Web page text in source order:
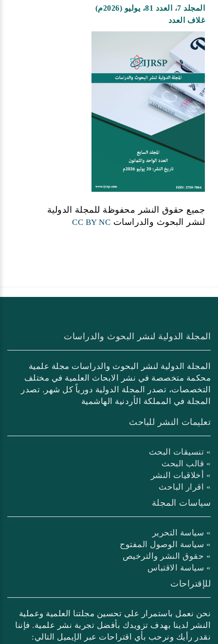
المجلد 7، العدد 81، يوليو (2026م)
غلاف العدد
جميع حقوق النشر محفوظة للمجلة الدولية
لنشر البحوث والدراسات CC BY NC
المجلة الدولية لنشر البحوث والدراسات
المجلة الدولية لنشر البحوث والدراسات مجلة علمية
محكمة متخصصة في نشر الابحاث العلمية في مختلف
التخصصات، تصدر المجلة الدولية دورياً كل شهر. تصدر
المجلة في المملكة الأردنية الهاشمية
تعليمات النشر للباحث
» تنسيقات البحث
» قالب البحث
» أخلاقيات النشر
» اقرار الباحث
سياسات المجلة
» سياسة التحرير
» سياسة الوصول المفتوح
» حقوق النشر والترخيص
» سياسة الاقتباس
للإقتراحات
نحن نعمل باستمرار على تحسين مجلتنا العلمية وعملية
النشر لدينا بهدف تزويدك بأفضل تجربة نشر علمية. فإننا
نقدر رأيك ونرحب بأي اقتراحات عبر الإيميل التالي: